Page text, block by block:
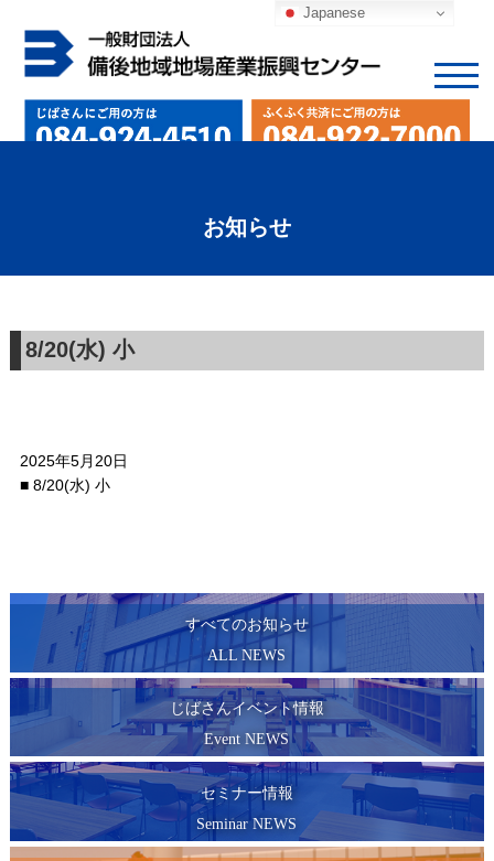
お知らせ
8/20(水) 小
2025年5月20日
■ 8/20(水) 小
すべてのお知らせ
ALL NEWS
じばさんイベント情報
Event NEWS
セミナー情報
Seminar NEWS
Japanese